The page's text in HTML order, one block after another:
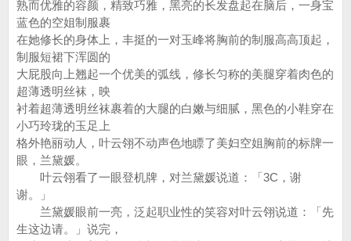
熟而优雅的容颜，精致巧雅，黑亮的长发盘起在脑后，一身宝
蓝色的空姐制服裹
在她修长的身体上，丰挺的一对玉峰将胸前的制服高高顶起，
制服短裙下浑圆的
大屁股向上翘起一个优美的弧线，修长匀称的美腿穿着肉色的
超薄透明丝袜，映
衬着超薄透明丝袜裹着的大腿的白嫩与细腻，黑色的小鞋穿在
小巧玲珑的玉足上
格外艳丽动人，叶云翎不动声色地瞟了美妇空姐胸前的标牌一
眼，兰黛媛。
叶云翎看了一眼登机牌，对兰黛媛说道：「3C，谢
谢。」
兰黛媛眼前一亮，泛起职业性的笑容对叶云翎说道：「先
生这边请。」说完，